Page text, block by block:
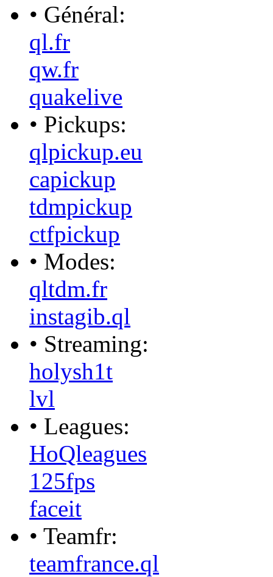
• Général:
ql.fr
qw.fr
quakelive
• Pickups:
qlpickup.eu
capickup
tdmpickup
ctfpickup
• Modes:
qltdm.fr
instagib.ql
• Streaming:
holysh1t
lvl
• Leagues:
HoQleagues
125fps
faceit
• Teamfr:
teamfrance.ql